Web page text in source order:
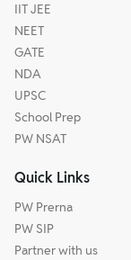
IIT JEE
NEET
GATE
NDA
UPSC
School Prep
PW NSAT
Quick Links
PW Prerna
PW SIP
Partner with us